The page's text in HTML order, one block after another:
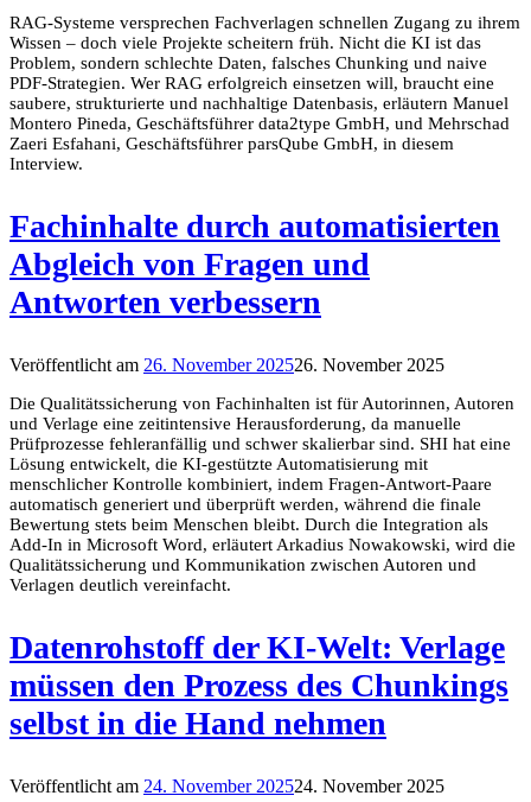
RAG-Systeme versprechen Fachverlagen schnellen Zugang zu ihrem
Wissen – doch viele Projekte scheitern früh. Nicht die KI ist das
Problem, sondern schlechte Daten, falsches Chunking und naive
PDF-Strategien. Wer RAG erfolgreich einsetzen will, braucht eine
saubere, strukturierte und nachhaltige Datenbasis, erläutern Manuel
Montero Pineda, Geschäftsführer data2type GmbH, und Mehrschad
Zaeri Esfahani, Geschäftsführer parsQube GmbH, in diesem
Interview.
Fachinhalte durch automatisierten
Abgleich von Fragen und
Antworten verbessern
Veröffentlicht am 26. November 202526. November 2025
Die Qualitätssicherung von Fachinhalten ist für Autorinnen, Autoren
und Verlage eine zeitintensive Herausforderung, da manuelle
Prüfprozesse fehleranfällig und schwer skalierbar sind. SHI hat eine
Lösung entwickelt, die KI-gestützte Automatisierung mit
menschlicher Kontrolle kombiniert, indem Fragen-Antwort-Paare
automatisch generiert und überprüft werden, während die finale
Bewertung stets beim Menschen bleibt. Durch die Integration als
Add-In in Microsoft Word, erläutert Arkadius Nowakowski, wird die
Qualitätssicherung und Kommunikation zwischen Autoren und
Verlagen deutlich vereinfacht.
Datenrohstoff der KI-Welt: Verlage
müssen den Prozess des Chunkings
selbst in die Hand nehmen
Veröffentlicht am 24. November 202524. November 2025